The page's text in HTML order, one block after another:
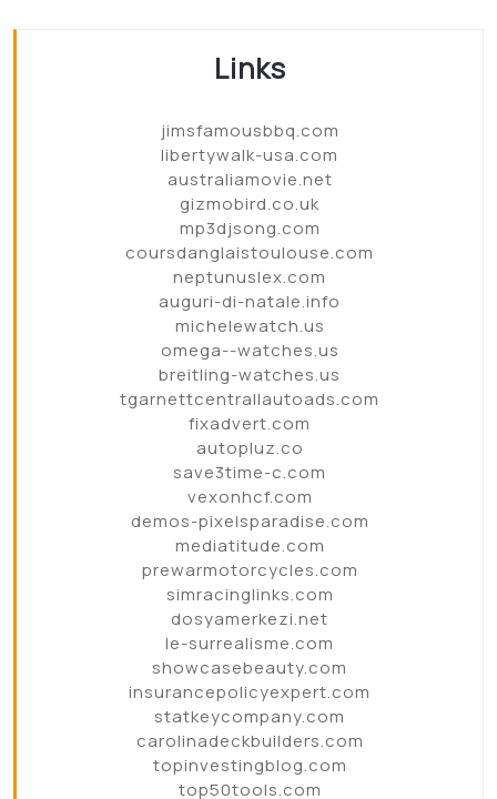
Links
jimsfamousbbq.com
libertywalk-usa.com
australiamovie.net
gizmobird.co.uk
mp3djsong.com
coursdanglaistoulouse.com
neptunuslex.com
auguri-di-natale.info
michelewatch.us
omega--watches.us
breitling-watches.us
tgarnettcentrallautoads.com
fixadvert.com
autopluz.co
save3time-c.com
vexonhcf.com
demos-pixelsparadise.com
mediatitude.com
prewarmotorcycles.com
simracinglinks.com
dosyamerkezi.net
le-surrealisme.com
showcasebeauty.com
insurancepolicyexpert.com
statkeycompany.com
carolinadeckbuilders.com
topinvestingblog.com
top50tools.com